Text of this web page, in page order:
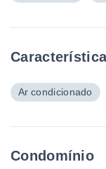
Ar condicionado
Condomínio